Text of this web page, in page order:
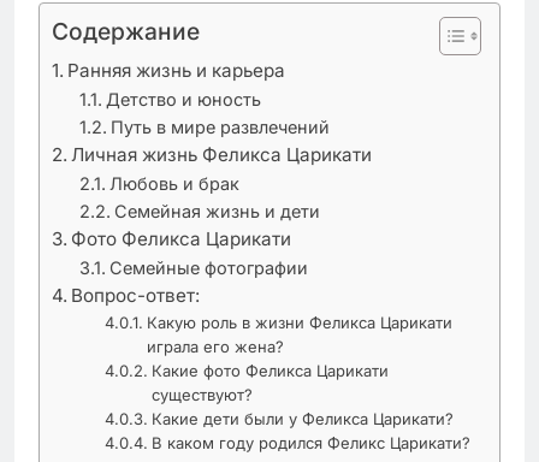
Содержание
Ранняя жизнь и карьера
Детство и юность
Путь в мире развлечений
Личная жизнь Феликса Царикати
Любовь и брак
Семейная жизнь и дети
Фото Феликса Царикати
Семейные фотографии
Вопрос-ответ:
Какую роль в жизни Феликса Царикати
играла его жена?
Какие фото Феликса Царикати
существуют?
Какие дети были у Феликса Царикати?
В каком году родился Феликс Царикати?